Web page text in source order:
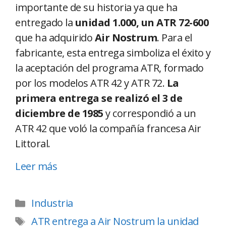
importante de su historia ya que ha
entregado la unidad 1.000, un ATR 72-600
que ha adquiridoAir Nostrum. Para el
fabricante, esta entrega simboliza el éxito y
la aceptación del programa ATR, formado
por los modelos ATR 42 y ATR 72. La
primera entrega se realizó el 3 de
diciembre de 1985y correspondió a un
ATR 42 que voló la compañía francesa Air
Littoral.
Leer más
Industria
ATR entrega a Air Nostrum la unidad